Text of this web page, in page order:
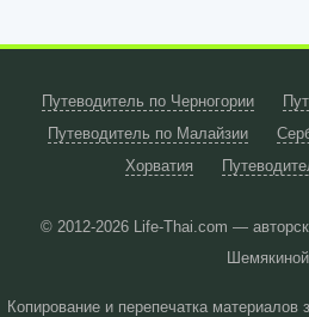
Путеводитель по Черногории
Путеводитель по Малайзии
Хорватия
© 2012-2026 Life-Thai.com —
Шемякиной
Копирование и перепечатка материалов